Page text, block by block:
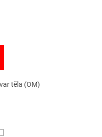
těla (OM)